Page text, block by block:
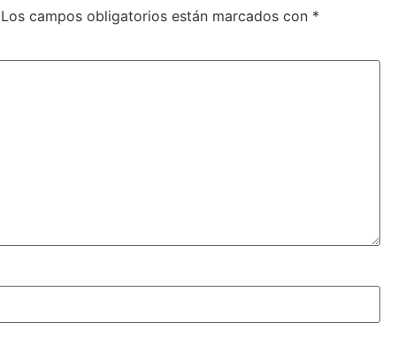
Los campos obligatorios están marcados con *